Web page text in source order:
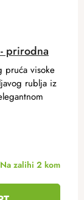
prirodna
Na zalihi 2 kom
pruća visoke
rublja iz